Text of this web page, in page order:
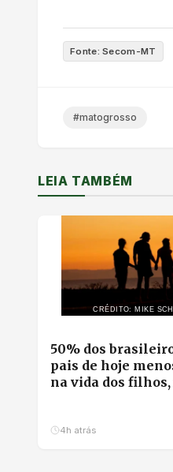
Fonte: Secom-MT
#matogrosso
LEIA TAMBÉM
CRÉDITO: MIKE
50% dos
pais de hoje
na vida dos
4h atrás